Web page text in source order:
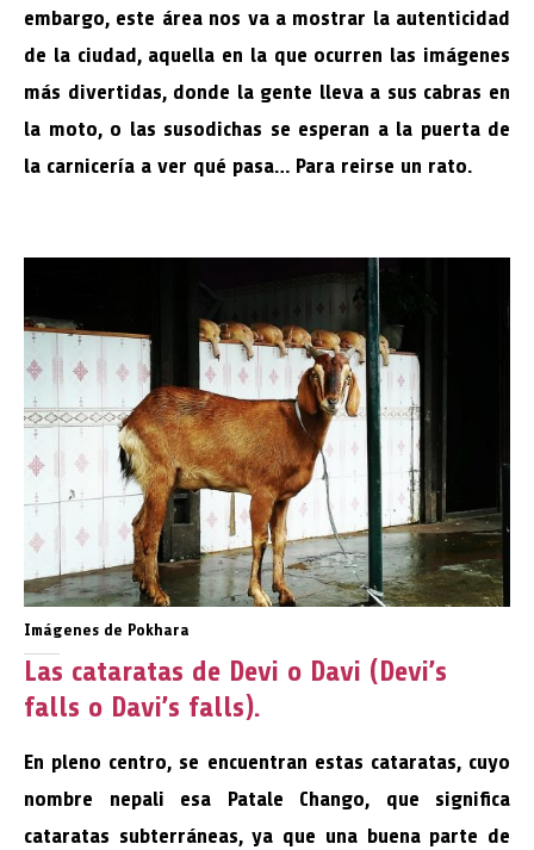
embargo, este área nos va a mostrar la autenticidad
de la ciudad, aquella en la que ocurren las imágenes
más divertidas, donde la gente lleva a sus cabras en
la moto, o las susodichas se esperan a la puerta de
la carnicería a ver qué pasa… Para reirse un rato.
Imágenes de Pokhara
Las cataratas de Devi o Davi (Devi’s
falls o Davi’s falls).
En pleno centro, se encuentran estas cataratas, cuyo
nombre nepali esa Patale Chango, que significa
cataratas subterráneas, ya que una buena parte de